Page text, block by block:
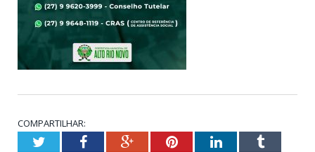
COMPARTILHAR:
TwitterFacebookGoogle+PinterestLinkedInTumblr